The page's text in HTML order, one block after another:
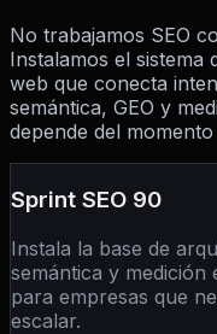
No trabajamos SEO
Instalamos el sistema
web que conecta
semántica, GEO y
depende del
Sprint SEO 90
Instala la base de
semántica y medición
para empresas que
escalar.